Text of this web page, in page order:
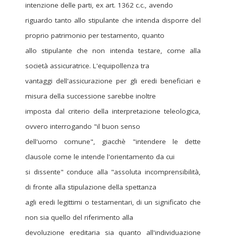
intenzione delle parti, ex art. 1362 c.c., avendo
riguardo tanto allo stipulante che intenda disporre del
proprio patrimonio per testamento, quanto
allo stipulante che non intenda testare, come alla
società assicuratrice. L'equipollenza tra
vantaggi dell'assicurazione per gli eredi beneficiari e
misura della successione sarebbe inoltre
imposta dal criterio della interpretazione teleologica,
ovvero interrogando "il buon senso
dell'uomo comune", giacchè "intendere le dette
clausole come le intende l'orientamento da cui
si dissente" conduce alla "assoluta incomprensibilità,
di fronte alla stipulazione della spettanza
agli eredi legittimi o testamentari, di un significato che
non sia quello del riferimento alla
devoluzione ereditaria sia quanto all'individuazione